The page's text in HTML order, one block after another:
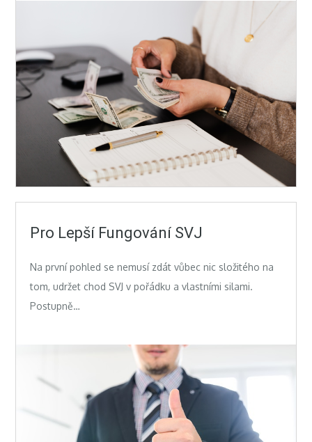
Pro Lepší Fungování SVJ
Na první pohled se nemusí zdát vůbec nic složitého na
tom, udržet chod SVJ v pořádku a vlastními silami.
Postupně…